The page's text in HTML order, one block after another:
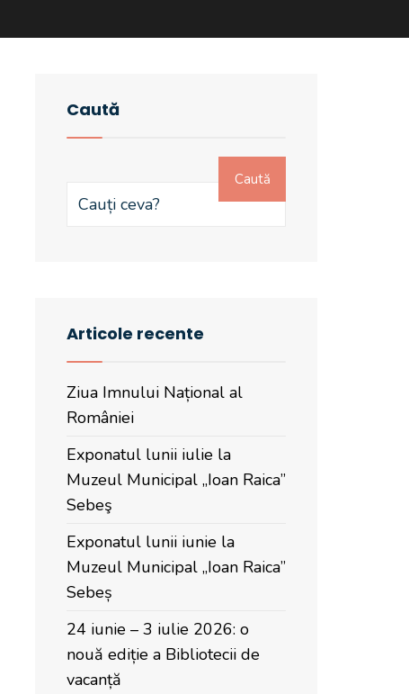
Caută
Caută
Articole recente
Ziua Imnului Național al
României
Exponatul lunii iulie la
Muzeul Municipal „Ioan Raica”
Sebeş
Exponatul lunii iunie la
Muzeul Municipal „Ioan Raica”
Sebeș
24 iunie – 3 iulie 2026: o
nouă ediție a Bibliotecii de
vacanță